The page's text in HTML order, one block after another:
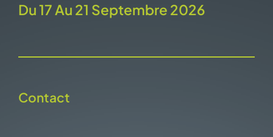
Du 17 Au 21 Septembre 2026
Contact